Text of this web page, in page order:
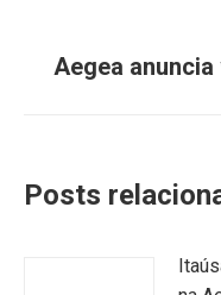
Aegea
Posts